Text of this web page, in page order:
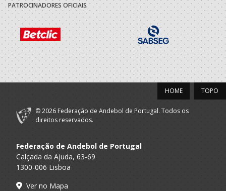
PATROCINADORES OFICIAIS
TOPO
HOME
© 2026 Federação de Andebol de Portugal. Todos os
direitos reservados.
Federação de Andebol de Portugal
Calçada da Ajuda, 63-69
1300-006 Lisboa
Ver no Mapa